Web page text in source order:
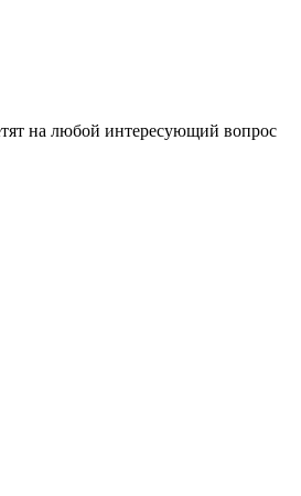
на любой интересующий вопрос